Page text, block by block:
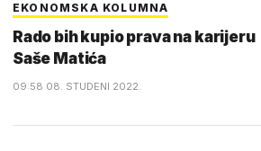
EKONOMSKA KOLUMNA
Rado bih kupio prava na karijeru
Saše Matića
09:58 08. STUDENI 2022.